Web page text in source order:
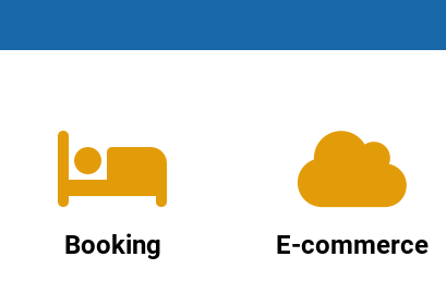
Booking E-commerce